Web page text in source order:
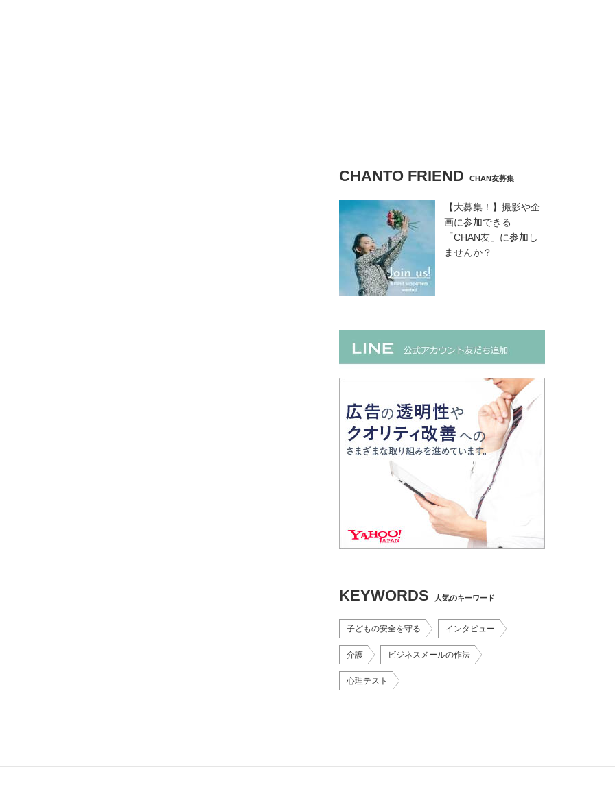
CHANTO FRIEND CHAN友募集
【大募集！】撮影や企
画に参加できる
「CHAN友」に参加し
ませんか？
KEYWORDS 人気のキーワード
子どもの安全を守る インタビュー
介護 ビジネスメールの作法
心理テスト